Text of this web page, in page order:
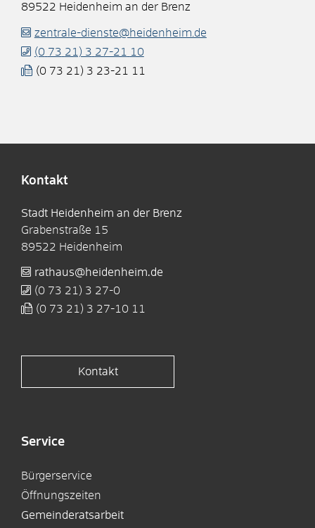
89522 Heidenheim an der Brenz
zentrale-dienste@heidenheim.de
(0 73 21) 3 27-21
10
(0 73 21) 3 23-21 11
Kontakt
Stadt Heidenheim an der Brenz
Grabenstraße 15
89522 Heidenheim
rathaus@heidenheim.de
(0 73 21) 3 27-0
(0 73 21) 3 27-10 11
Kontakt
Service
Bürgerservice
Öffnungszeiten
Gemeinderatsarbeit